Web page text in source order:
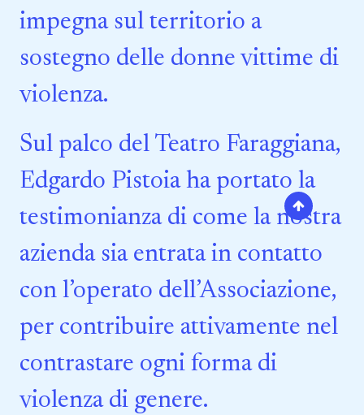
impegna sul territorio a
sostegno delle donne vittime di
violenza.
Sul palco del Teatro Faraggiana,
Edgardo Pistoia ha portato la
testimonianza di come la nostra
azienda sia entrata in contatto
con l’operato dell’Associazione,
per contribuire attivamente nel
contrastare ogni forma di
violenza di genere.